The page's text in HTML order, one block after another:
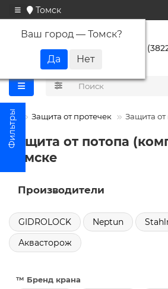
Томск
Ваш город — Томск?
+7
Защита от протечек Защита от
Защита от потопа
Томске
Производители
GIDROLOCK Neptun
Аквасторож
™️ Бренд крана